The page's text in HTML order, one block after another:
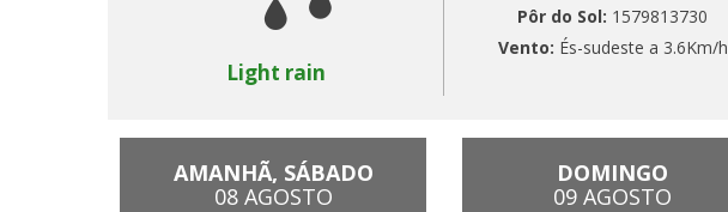
Light rain
Pôr do Sol: 1579813730
Vento: És-sudeste a 3.6Km/h
AMANHÃ, SÁBADO
08 AGOSTO
DOMINGO
09 AGOSTO